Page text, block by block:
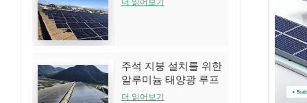
주석 지붕 설치를 위한
알루미늄 태양광 루프
랙 구조
더 읽어보기